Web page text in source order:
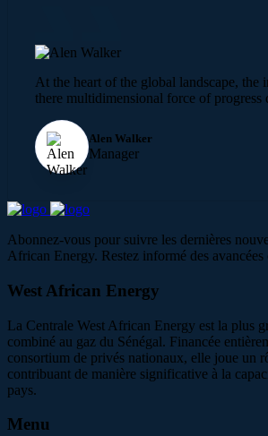
At the heart of the global landscape, the
there multidimensional force of progress
Alen Walker
Manager
Abonnez-vous pour suivre les dernières
African Energy. Restez informé des avancées
West African Energy
La Centrale West African Energy est la plus
combiné au gaz du Sénégal. Financée
consortium de privés nationaux, elle joue un
contribuant de manière significative à la
pays.
Menu